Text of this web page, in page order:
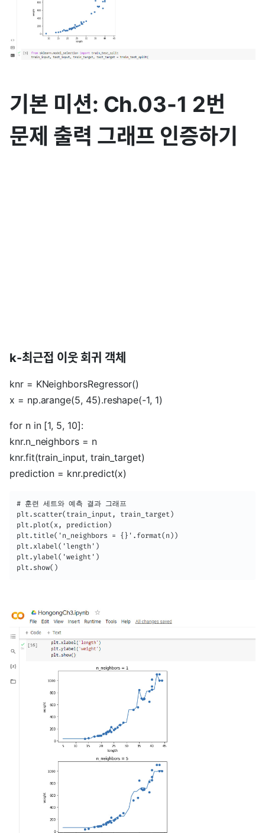
기본 미션: Ch.03-1 2번
문제 출력 그래프 인증하기
k-최근접 이웃 회귀 객체
knr = KNeighborsRegressor()
x = np.arange(5, 45).reshape(-1, 1)
for n in [1, 5, 10]:
knr.n_neighbors = n
knr.fit(train_input, train_target)
prediction = knr.predict(x)
# 훈련 세트와 예측 결과 그래프
plt.scatter(train_input, train_target)
plt.plot(x, prediction)
plt.title('n_neighbors = {}'.format(n))
plt.xlabel('length')
plt.ylabel('weight')
plt.show()